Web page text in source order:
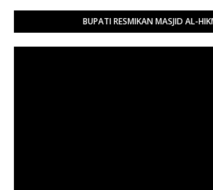
BUPATI RESMIKAN MASJID AL-